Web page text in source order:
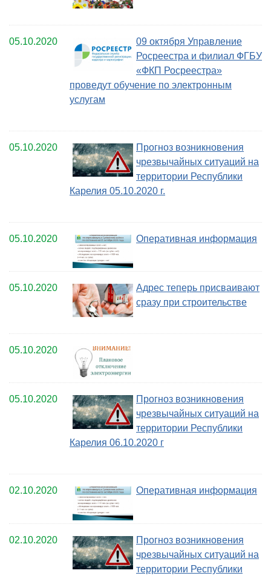
05.10.2020
09 октября Управление
Росреестра и филиал ФГБУ
«ФКП Росреестра»
проведут обучение по электронным
услугам
05.10.2020
Прогноз возникновения
чрезвычайных ситуаций на
территории Республики
Карелия 05.10.2020 г.
05.10.2020 Оперативная информация
05.10.2020
Адрес теперь присваивают
сразу при строительстве
05.10.2020
05.10.2020
Прогноз возникновения
чрезвычайных ситуаций на
территории Республики
Карелия 06.10.2020 г
02.10.2020 Оперативная информация
02.10.2020
Прогноз возникновения
чрезвычайных ситуаций на
территории Республики